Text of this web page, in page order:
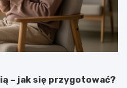
– jak się przygotować?